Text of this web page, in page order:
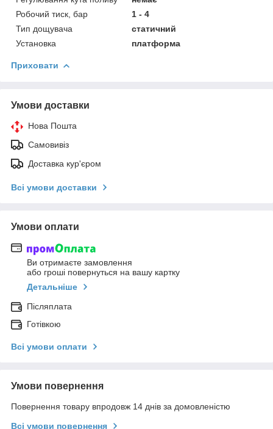
Робочий тиск, бар
1 - 4
Тип дощувача
статичний
Установка
платформа
Приховати
Умови доставки
Нова Пошта
Самовивіз
Доставка кур'єром
Всі умови доставки
Умови оплати
Ви отримаєте замовлення
або гроші повернуться на вашу картку
Детальніше
Післяплата
Готівкою
Всі умови оплати
Умови повернення
Повернення товару впродовж 14 днів за домовленістю
Всі умови повернення